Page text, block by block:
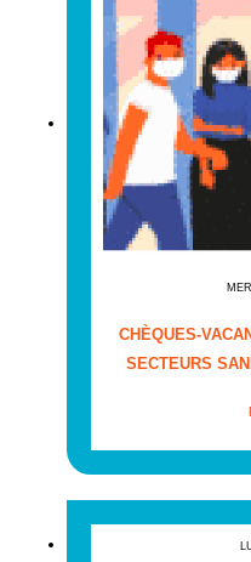
CHÈQUES-
SECTEURS